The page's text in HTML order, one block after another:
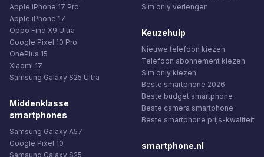
Apple iPhone 17 Pro
Apple iPhone 17
Oppo Find X9 Ultra
Google Pixel 10 Pro
OnePlus 15
Xiaomi 17
Samsung Galaxy S25 Ultra
Middenklasse
smartphones
Samsung Galaxy A57
Google Pixel 10
Samsung Galaxy S25
Sim only verlengen
Keuzehulp
Nieuwe telefoon kiezen
Telefoon abonnement kiezen
Sim only kiezen
Beste smartphone 2026
Beste budget smartphone
Beste camera smartphone
Beste smartphone prijs-kwaliteit
smartphone.nl